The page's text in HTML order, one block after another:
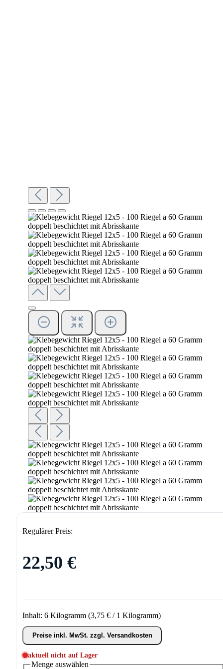
Regulärer Preis:
22,50 €
Inhalt: 6 Kilogramm (3,75 € / 1 Kilogramm)
Preise inkl. MwSt. zzgl. Versandkosten
aktuell nicht auf Lager
Menge auswählen